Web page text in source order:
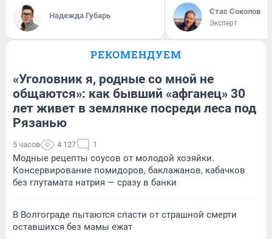
Надежда Губарь Стас Соколов
Эксперт
РЕКОМЕНДУЕМ
«Уголовник я, родные со мной не
общаются»: как бывший «афганец» 30
лет живет в землянке посреди леса под
Рязанью
5 часов 4 127 1
Модные рецепты соусов от молодой хозяйки.
Консервирование помидоров, баклажанов, кабачков
без глутамата натрия — сразу в банки
В Волгограде пытаются спасти от страшной смерти
оставшихся без мамы ежат